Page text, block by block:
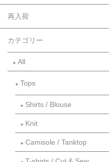
再入荷
カテゴリー
► All
► Tops
► Shirts / Blouse
► Knit
► Camisole / Tanktop